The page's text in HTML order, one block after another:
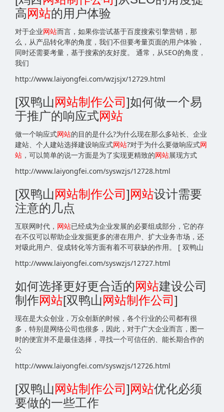
高网站的用户体验
对于企业网站而言，如果你尝试基于百度搜索引擎营销，那
么，从产品转化率的角度，我们不但要考量页面的用户体验，
同时还需要考量，基于搜索的友好度。 通常，从SEO的角度，
我们
http://www.laiyongfei.com/wzjsjx/12729.html
[双鸭山 网站制作公司]如何做一个易
于推广的响应式网站
做一个响应式网站的目的是什么?为什么现在那么多站长、企业
建站、个人建站选择建设响应式网站?对于为什么要做响应式网
站 ，可以简单的说一方面是为了实现更精致的网站展现方式
http://www.laiyongfei.com/syswzjs/12728.html
[双鸭山 网站制作公司] 网站设计需要
注意的几点
互联网时代， 网站已经成为企业发展的必要组成部分，它的存
在不仅可以帮助企业发掘更多的潜在用户、扩大业务市场，还
对吸此用户、促成转化等方面有着不可获缺的作用。 [ 双鸭山
http://www.laiyongfei.com/syswzjs/12727.html
如何选择更好更合适的 网站建设公司
制作网站[双鸭山 网站制作公司]
现在是大众创业，万众创新的时候，各个行业的公司都有很
多，特别是网络公司也很多，因此，对于广大企业而言，图一
时的便宜并不是最佳选择，寻找一个可信任的、能长期合作的
公
http://www.laiyongfei.com/syswzjs/12726.html
[双鸭山 网站制作公司] 网站优化必须
要做的一些工作